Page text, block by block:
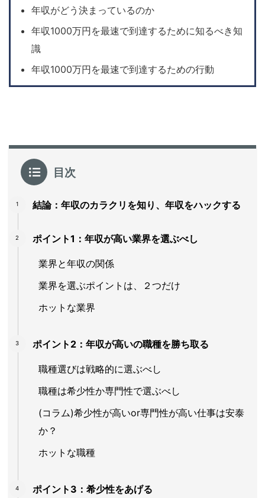
年収がどう決まっているのか
年収1000万円を最速で到達するために知るべき知
識
年収1000万円を最速で到達するための行動
目次
結論：年収のカラクリを知り、年収をハックする
ポイント1：年収が高い業界を選ぶべし
業界と年収の関係
業界を選ぶポイントは、２つだけ
ホットな業界
ポイント2：年収が高いの職種を勝ち取る
職種選びは戦略的に選ぶべし
職種は希少性か専門性で選ぶべし
(コラム)希少性が高いor専門性が高い仕事は安泰
か？
ホットな職種
ポイント3：希少性をあげる